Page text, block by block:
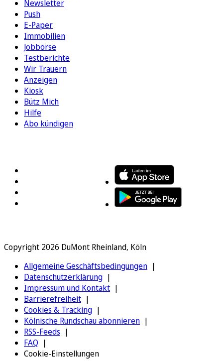
Newsletter
Push
E-Paper
Immobilien
Jobbörse
Testberichte
Wir Trauern
Anzeigen
Kiosk
Bütz Mich
Hilfe
Abo kündigen
Copyright 2026 DuMont Rheinland, Köln
Allgemeine Geschäftsbedingungen
Datenschutzerklärung
Impressum und Kontakt
Barrierefreiheit
Cookies & Tracking
Kölnische Rundschau abonnieren
RSS-Feeds
FAQ
Cookie-Einstellungen